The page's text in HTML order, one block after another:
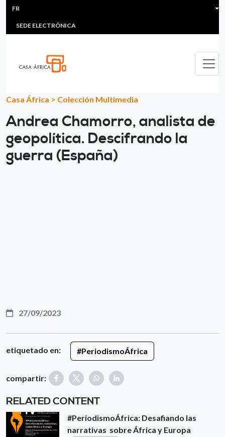
Aller au contenu principal
HEADER MENU
MULTIMEDIA
SEDE ELECTRÓNICA
FR
Casa África > Colección Multimedia
Andrea Chamorro, analista de
geopolítica. Descifrando la
guerra (España)
27/09/2023
etiquetado en: #PeriodismoÁfrica
compartir:
RELATED CONTENT
#PeriodismoÁfrica: Desafiando las
narrativas sobre África y Europa